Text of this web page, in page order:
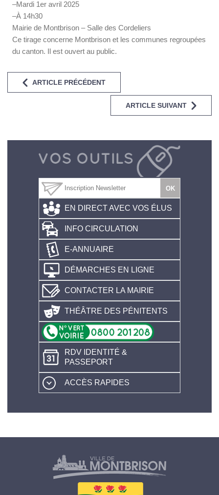
–Mardi 1er avril 2025
–À 14h30
Mairie de Montbrison – Salle des Cordeliers
Ce tirage concerne Montbrison et les communes regroupées
du canton. Il est ouvert au public.
ARTICLE PRÉCÉDENT
ARTICLE SUIVANT
EN DIRECT AVEC VOS ÉLUS
INFO CIRCULATION
E-ANNUAIRE
DÉMARCHES EN LIGNE
CONTACTER LA MAIRIE
THÉÂTRE DES PÉNITENTS
RDV IDENTITÉ &
PASSEPORT
ACCÈS RAPIDES